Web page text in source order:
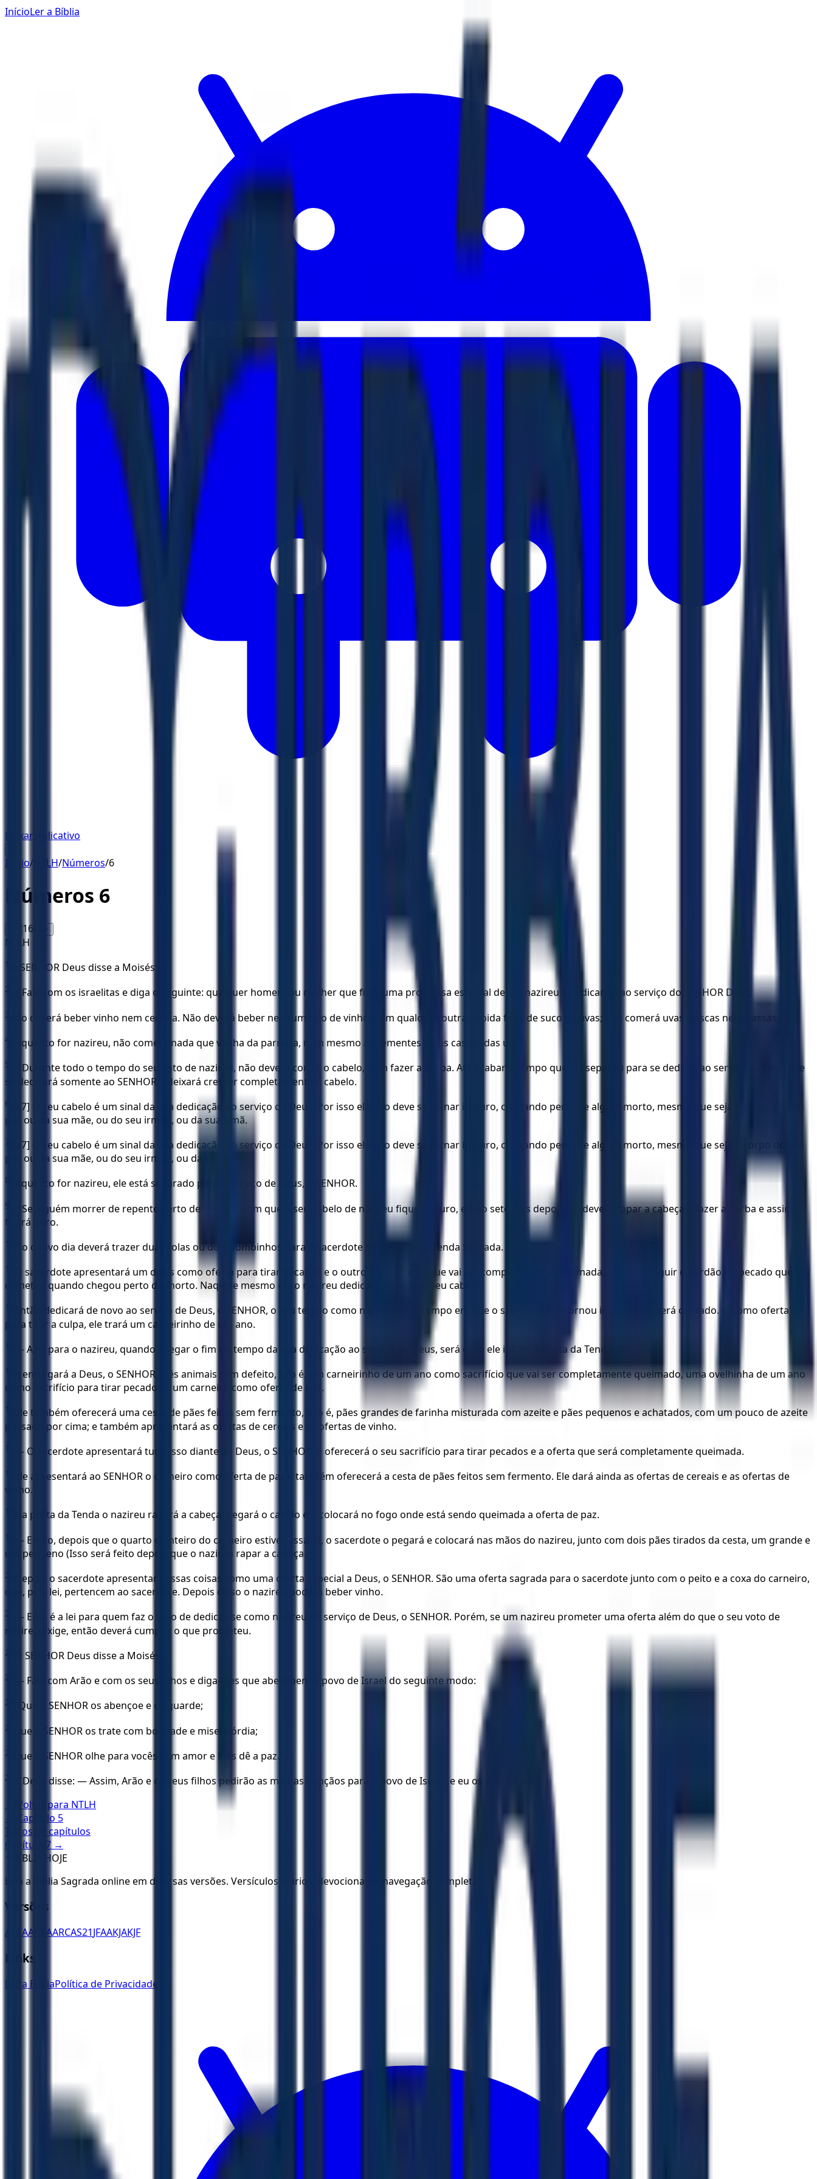
InícioLer a Bíblia
Baixar Aplicativo
Início/ NTLH/Números/6
Números 6
16 A+
NTLH
1 O SENHOR Deus disse a Moisés:
2 — Fale com os israelitas e diga o seguinte: qualquer homem ou mulher que fizer uma promessa especial de ser nazireu e dedicar-se ao serviço do SENHOR Deus,
3 não deverá beber vinho nem cerveja. Não deverá beber nenhum tipo de vinho, nem qualquer outra bebida feita de suco de uvas; não comerá uvas frescas nem passas.
4 Enquanto for nazireu, não comerá nada que venha da parreira, nem mesmo as sementes ou as cascas das uvas.
5
— Durante todo o tempo do seu voto de nazireu, não deverá cortar o cabelo, nem fazer a barba. Até acabar o tempo que ele separou para se dedicar ao serviço de Deus, ele
se dedicará somente ao SENHOR e deixará crescer completamente o cabelo.
6
[6-7] O seu cabelo é um sinal da sua dedicação ao serviço de Deus. Por isso ele não deve se tornar impuro, chegando perto de algum morto, mesmo que seja o corpo do seu
pai, ou da sua mãe, ou do seu irmão, ou da sua irmã.
7
[6-7] O seu cabelo é um sinal da sua dedicação ao serviço de Deus. Por isso ele não deve se tornar impuro, chegando perto de algum morto, mesmo que seja o corpo do seu
pai, ou da sua mãe, ou do seu irmão, ou da sua irmã.
8 Enquanto for nazireu, ele está separado para o serviço de Deus, o SENHOR.
9
— Se alguém morrer de repente perto dele e fizer com que o seu cabelo de nazireu fique impuro, então sete dias depois ele deverá rapar a cabeça e fazer a barba e assim
ficará puro.
10 No oitavo dia deverá trazer duas rolas ou dois pombinhos para o sacerdote na entrada da Tenda Sagrada.
11
O sacerdote apresentará um deles como oferta para tirar pecados e o outro como oferta que vai ser completamente queimada, para conseguir o perdão do pecado que
cometeu quando chegou perto do morto. Naquele mesmo dia o nazireu dedicará de novo o seu cabelo.
12
Então dedicará de novo ao serviço de Deus, o SENHOR, o seu tempo como nazireu. Esse tempo em que o seu cabelo se tornou impuro não será contado. E, como oferta
para tirar a culpa, ele trará um carneirinho de um ano.
13 — A lei para o nazireu, quando chegar o fim do tempo da sua dedicação ao serviço de Deus, será esta: ele irá até a porta da Tenda
14
e entregará a Deus, o SENHOR, três animais sem defeito, isto é, um carneirinho de um ano como sacrifício que vai ser completamente queimado, uma ovelhinha de um ano
como sacrifício para tirar pecados e um carneiro como oferta de paz.
15
Ele também oferecerá uma cesta de pães feitos sem fermento, isto é, pães grandes de farinha misturada com azeite e pães pequenos e achatados, com um pouco de azeite
passado por cima; e também apresentará as ofertas de cereais e as ofertas de vinho.
16 — O sacerdote apresentará tudo isso diante de Deus, o SENHOR, e oferecerá o seu sacrifício para tirar pecados e a oferta que será completamente queimada.
17
Ele apresentará ao SENHOR o carneiro como oferta de paz e também oferecerá a cesta de pães feitos sem fermento. Ele dará ainda as ofertas de cereais e as ofertas de
vinho.
18 Na porta da Tenda o nazireu rapará a cabeça, pegará o cabelo e o colocará no fogo onde está sendo queimada a oferta de paz.
19
— Então, depois que o quarto dianteiro do carneiro estiver assado, o sacerdote o pegará e colocará nas mãos do nazireu, junto com dois pães tirados da cesta, um grande e
um pequeno (Isso será feito depois que o nazireu rapar a cabeça.).
20
Depois o sacerdote apresentará essas coisas como uma oferta especial a Deus, o SENHOR. São uma oferta sagrada para o sacerdote junto com o peito e a coxa do carneiro,
que, pela lei, pertencem ao sacerdote. Depois disso o nazireu poderá beber vinho.
21
— Essa é a lei para quem faz o voto de dedicar-se como nazireu ao serviço de Deus, o SENHOR. Porém, se um nazireu prometer uma oferta além do que o seu voto de
nazireu exige, então deverá cumprir o que prometeu.
22 O SENHOR Deus disse a Moisés:
23 — Fale com Arão e com os seus filhos e diga-lhes que abençoem o povo de Israel do seguinte modo:
24 “Que o SENHOR os abençoe e os guarde;
25 que o SENHOR os trate com bondade e misericórdia;
26 que o SENHOR olhe para vocês com amor e lhes dê a paz.”
27
E Deus disse: — Assim, Arão e os seus filhos pedirão as minhas bênçãos para o povo de Israel, e eu os abençoarei.
← Voltar para NTLH
← Capítulo 5
Todos os capítulos
Capítulo
7 →
BÍBLIA HOJE
Leia a Bíblia Sagrada online em diversas versões. Versículos diários, devocionais e navegação completa.
Versões
ACFAA ARAARCAS21JFAAKJAKJF
Links
Ler a BíbliaPolítica de Privacidade